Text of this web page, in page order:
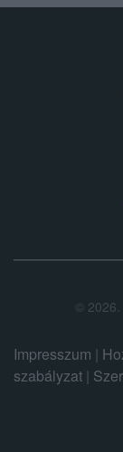
© 2026.
Impresszum |
szabályzat |